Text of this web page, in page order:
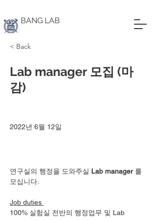
BANG LAB
< Back
Lab manager 모집 (마
감)
2022년 6월 12일
연구실의 행정을 도와주실 Lab manager 를
모십니다.
Job duties
100% 실험실 전반의 행정업무 및 Lab